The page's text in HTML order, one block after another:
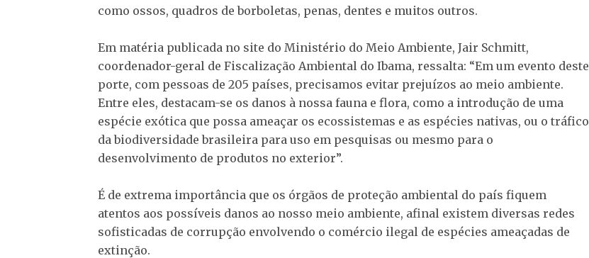
como ossos, quadros de borboletas, penas, dentes e muitos outros.
Em matéria publicada no site do Ministério do Meio Ambiente, Jair Schmitt,
coordenador-geral de Fiscalização Ambiental do Ibama, ressalta: “Em um evento deste
porte, com pessoas de 205 países, precisamos evitar prejuízos ao meio ambiente.
Entre eles, destacam-se os danos à nossa fauna e flora, como a introdução de uma
espécie exótica que possa ameaçar os ecossistemas e as espécies nativas, ou o tráfico
da biodiversidade brasileira para uso em pesquisas ou mesmo para o
desenvolvimento de produtos no exterior”.
É de extrema importância que os órgãos de proteção ambiental do país fiquem
atentos aos possíveis danos ao nosso meio ambiente, afinal existem diversas redes
sofisticadas de corrupção envolvendo o comércio ilegal de espécies ameaçadas de
extinção.